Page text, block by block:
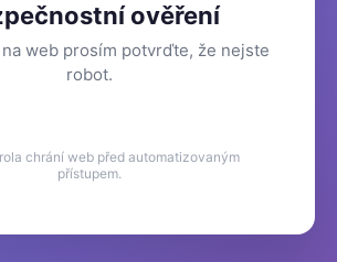
ověření
web prosím potvrďte, že nejste
robot.
chrání web před automatizovaným
přístupem.